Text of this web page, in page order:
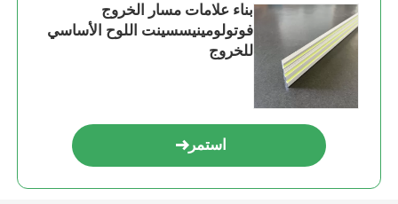
بناء علامات مسار الخروج
فوتولومينيسسينت اللوح الأساسي
للخروج
استمر